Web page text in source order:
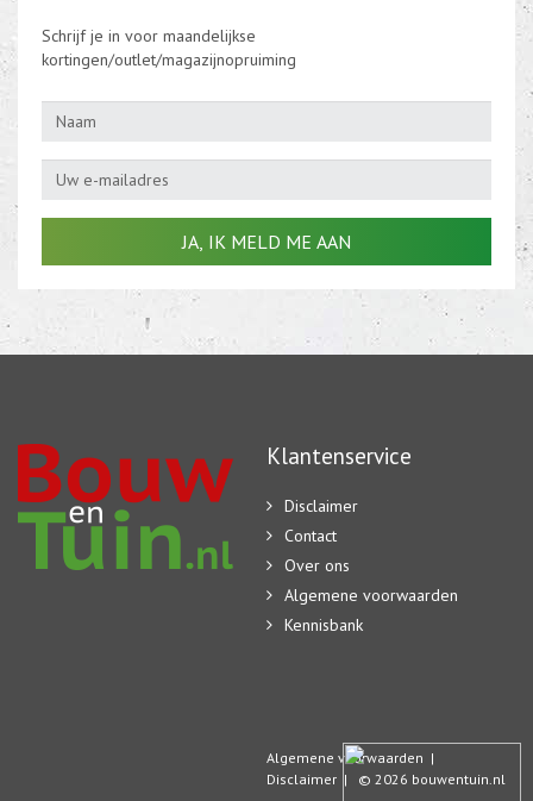
Schrijf je in voor maandelijkse
kortingen/outlet/magazijnopruiming
Klantenservice
Disclaimer
Contact
Over ons
Algemene voorwaarden
Kennisbank
Algemene voorwaarden |
Disclaimer | © 2026 bouwentuin.nl